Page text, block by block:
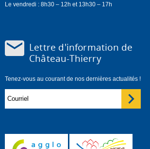
Le vendredi : 8h30 – 12h et 13h30 – 17h
Lettre d'information de
Château-Thierry
Tenez-vous au courant de nos dernières actualités !